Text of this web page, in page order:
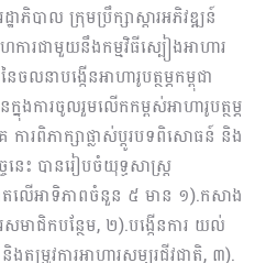
ាភិបាល ក្រុមប្រឹក្សាស្តារអភិវឌ្ឍន៍
រជាមួយនឹងកម្មវិធីស្បៀងអាហារ
លនាបង្កើនអាហារូបត្ថម្ភកម្ពុជា
ងការចូលរួមលើកកម្ពស់អាហារូបត្ថម្ភ
គ ការពិភាក្សាផ្លាស់ប្តូរបទពិសោធន៍ និង
នេះ បានរៀបចំយុទ្ធសាស្ត្រ
តលើអាទិភាពចំនួន ៥ មាន ១).កសាង
សមាជិកបន្ថែម, ២).បង្កើនការ យល់
ងតម្រូវការអាហារសម្បូរជីវជាតិ, ៣).